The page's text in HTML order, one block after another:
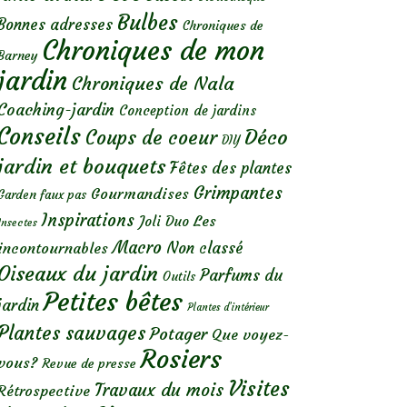
adresses Bulbes Chroniques de
Chroniques de mon
Chroniques de Nala
jardin Conception de jardins
Coups de coeur DIY Déco
et bouquets Fêtes des plantes
faux pas Gourmandises Grimpantes
Inspirations Joli Duo Les
Macro Non classé
du jardin Outils Parfums du
Petites bêtes Plantes d’intérieur
sauvages Potager Que voyez-
Revue de presse Rosiers
Travaux du mois Visites